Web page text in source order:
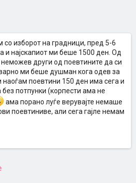
изборот на градници, пред 5-6
и најскапиот ми беше 1500 ден. Од
други од поевтините да си
ми беше душман кога одев за
наоѓам поевтини 150 ден има сега и
потпунки (корпести ама не
ама порано луѓе верувајте немаше
поевтиниве, али сега гајле немам